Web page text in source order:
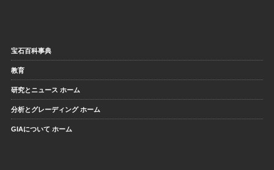
宝石百科事典
教育
研究とニュース ホーム
分析とグレーディング ホーム
GIAについて ホーム